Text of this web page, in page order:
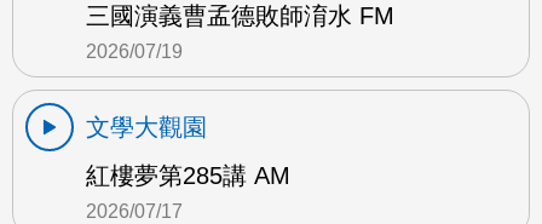
三國演義曹孟德敗師淯水 FM
2026/07/19
文學大觀園
紅樓夢第285講 AM
2026/07/17